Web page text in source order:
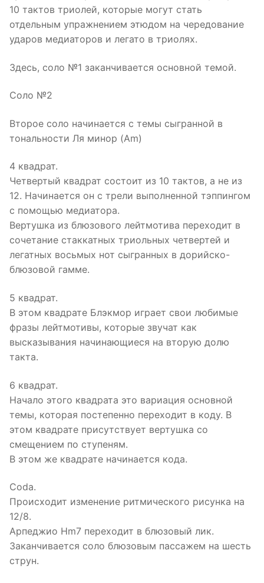
10 тактов триолей, которые могут стать
отдельным упражнением этюдом на чередование
ударов медиаторов и легато в триолях.
Здесь, соло №1 заканчивается основной темой.
Соло №2
Второе соло начинается с темы сыгранной в
тональности Ля минор (Am)
4 квадрат.
Четвертый квадрат состоит из 10 тактов, а не из
12. Начинается он с трели выполненной тэппингом
с помощью медиатора.
Вертушка из блюзового лейтмотива переходит в
сочетание стаккатных триольных четвертей и
легатных восьмых нот сыгранных в дорийско-
блюзовой гамме.
5 квадрат.
В этом квадрате Блэкмор играет свои любимые
фразы лейтмотивы, которые звучат как
высказывания начинающиеся на вторую долю
такта.
6 квадрат.
Начало этого квадрата это вариация основной
темы, которая постепенно переходит в коду. В
этом квадрате присутствует вертушка со
смещением по ступеням.
В этом же квадрате начинается кода.
Coda.
Происходит изменение ритмического рисунка на
12/8.
Арпеджио Hm7 переходит в блюзовый лик.
Заканчивается соло блюзовым пассажем на шесть
струн.